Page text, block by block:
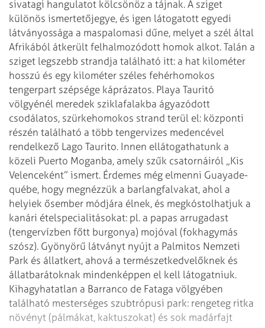
sivatagi hangulatot kölcsönöz a tájnak. A sziget
különös ismertetőjegye, és igen látogatott egyedi
látványossága a maspalomasi dűne, melyet a szél által
Afrikából átkerült felhalmozódott homok alkot. Talán a
sziget legszebb strandja található itt: a hat kilométer
hosszú és egy kilométer széles fehérhomokos
tengerpart szépsége káprázatos. Playa Tauritó
völgyénél meredek sziklafalakba ágyazódott
csodálatos, szürkehomokos strand terül el: központi
részén található a több tengervizes medencével
rendelkező Lago Taurito. Innen ellátogathatunk a
közeli Puerto Moganba, amely szűk csatornáiról „Kis
Velenceként” ismert. Érdemes még elmenni Guayade­
québe, hogy megnézzük a barlangfalvakat, ahol a
helyiek ősember módjára élnek, és megkóstolhatjuk a
kanári ételspecialitásokat: pl. a papas arrugadast
(tengervízben főtt burgonya) mojóval (fokhagymás
szósz). Gyönyörű látványt nyújt a Palmitos Nemzeti
Park és állatkert, ahová a természetkedvelőknek és
állatbarátoknak mindenképpen el kell látogatniuk.
Kihagyhatatlan a Barranco de Fataga völgyében
található mesterséges szubtrópusi park: rengeteg ritka
növényt (pálmákat, kaktuszokat) és sok madárfajt